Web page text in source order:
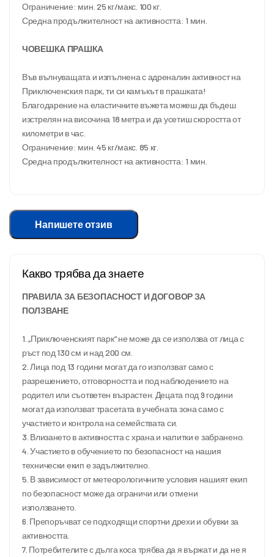
Ограничение: мин. 25 кг/макс. 100 кг.
Средна продължителност на активността: 1 мин.
ЧОВЕШКА ПРАШКА
Във вълнуващата и изпълнена с адреналин активност на
Приключенския парк, ти си камъкът в прашката!
Благодарение на еластичните въжета можеш да бъдеш
изстрелян на височина 18 метра и да усетиш скоростта от
километри в час.
Ограничение: мин. 45 кг/макс. 85 кг.
Средна продължителност на активността: 1 мин.
Напишете отзив
Какво трябва да знаете
ПРАВИЛА ЗА БЕЗОПАСНОСТ И ДОГОВОР ЗА
ПОЛЗВАНЕ
1. „Приключенският парк“ не може да се използва от лица с
ръст под 130 см и над 200 см.
2. Лица под 13 години могат да го използват само с
разрешението, отговорността и под наблюдението на
родител или съответен възрастен. Децата под 9 години
могат да използват трасетата в учебната зона само с
участието и контрола на семействата си.
3. Влизането в активността с храна и напитки е забранено.
4. Участието в обучението по безопасност на нашия
технически екип е задължително.
5. В зависимост от метеорологичните условия нашият екип
по безопасност може да ограничи или отмени
използването.
6. Препоръчват се подходящи спортни дрехи и обувки за
активността.
7. Потребителите с дълга коса трябва да я вържат и да не я